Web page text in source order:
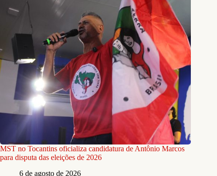
MST no Tocantins oficializa candidatura de Antônio Marcos
para disputa das eleições de 2026
6 de agosto de 2026